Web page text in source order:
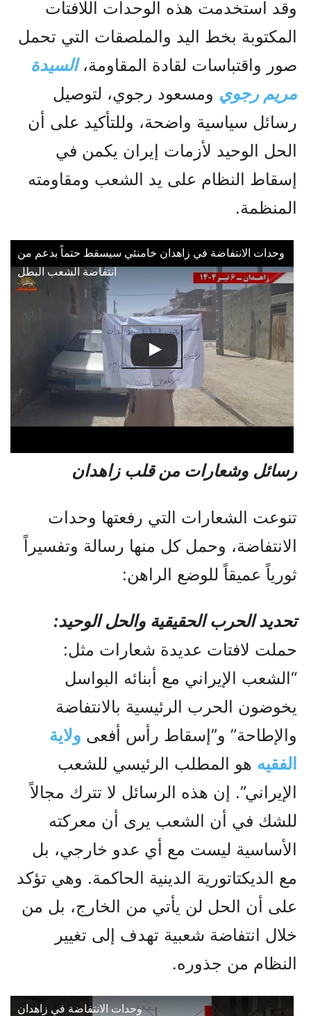
وقد استخدمت هذه الوحدات اللافتات
المكتوبة بخط اليد والملصقات التي تحمل
صور واقتباسات لقادة المقاومة،السيدة
مريم رجوي ومسعود رجوي، لتوصيل
رسائل سياسية واضحة، وللتأكيد على أن
الحل الوحيد لأزمات إيران يكمن في
إسقاط النظام على يد الشعب ومقاومته
المنظمة.
وحدات الانتفاضة في زاهدان خامنئي سيسقط حتماً بدعم من
انتفاضة الشعب البطل
رسائل وشعارات من قلب زاهدان
تنوعت الشعارات التي رفعتها وحدات
الانتفاضة، وحمل كل منها رسالة وتفسيراً
ثورياً عميقاً للوضع الراهن:
تحديد الحرب الحقيقية والحل الوحيد:
حملت لافتات عديدة شعارات مثل:
“الشعب الإيراني مع أبنائه البواسل
يخوضون الحرب الرئيسية بالانتفاضة
والإطاحة” و”إسقاط رأس أفعى ولاية
الفقيه هو المطلب الرئيسي للشعب
الإيراني”. إن هذه الرسائل لا تترك مجالاً
للشك في أن الشعب يرى أن معركته
الأساسية ليست مع أي عدو خارجي، بل
مع الديكتاتورية الدينية الحاكمة. وهي تؤكد
على أن الحل لن يأتي من الخارج، بل من
خلال انتفاضة شعبية تهدف إلى تغيير
النظام من جذوره.
وحدات الانتفاضة في زاهدان